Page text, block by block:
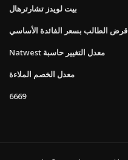
بيت لويدز تشارترهال
قرض الطالب بسعر الفائدة الأساسي
Natwest معدل التغيير حاسبة
معدل الخصم الملاءة
6669